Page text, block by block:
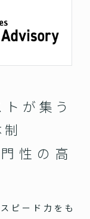
が集う
性の高
ピード力をも